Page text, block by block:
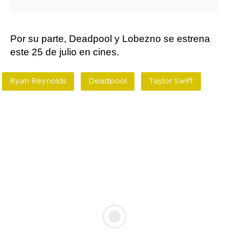
Por su parte, Deadpool y Lobezno se estrena
este 25 de julio en cines.
Ryan Reynolds Deadpool Taylor Swift